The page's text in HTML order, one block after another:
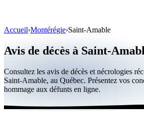
Personnalités publiques
Québec
Canada
International
Accueil›Montérégie›Saint-Amable
Avis de décès à Saint-
Consultez les avis de décès et nécrologies
Saint-Amable, au Québec. Présentez vos
hommage aux défunts en ligne.